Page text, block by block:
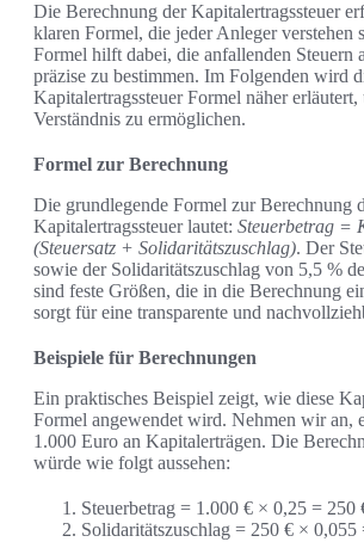
Die Berechnung der Kapitalertragssteuer
klaren Formel, die jeder Anleger verstehen
Formel hilft dabei, die anfallenden Steuern
präzise zu bestimmen. Im Folgenden wird
Kapitalertragssteuer Formel näher
Verständnis zu ermöglichen.
Formel zur Berechnung
Die grundlegende Formel zur Berechnung
Kapitalertragssteuer lautet: Steuerbetrag =
(Steuersatz + Solidaritätszuschlag). Der
sowie der Solidaritätszuschlag von 5,5 %
sind feste Größen, die in die Berechnung
sorgt für eine transparente und
Beispiele für Berechnungen
Ein praktisches Beispiel zeigt, wie diese
Formel angewendet wird. Nehmen wir an,
1.000 Euro an Kapitalerträgen. Die
würde wie folgt aussehen:
Steuerbetrag = 1.000 € × 0,25 = 250
Solidaritätszuschlag = 250 € × 0,055